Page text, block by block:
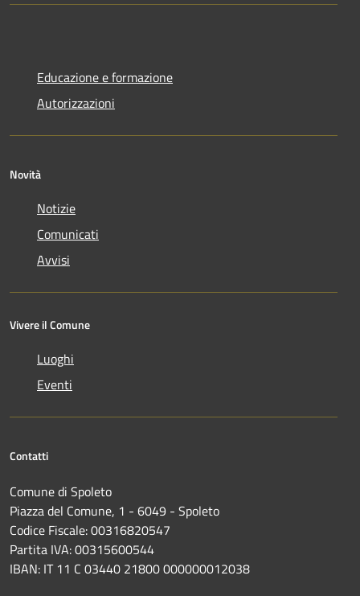
Educazione e formazione
Autorizzazioni
Novità
Notizie
Comunicati
Avvisi
Vivere il Comune
Luoghi
Eventi
Contatti
Comune di Spoleto
Piazza del Comune, 1 - 6049 - Spoleto
Codice Fiscale: 00316820547
Partita IVA: 00315600544
IBAN: IT 11 C 03440 21800 000000012038